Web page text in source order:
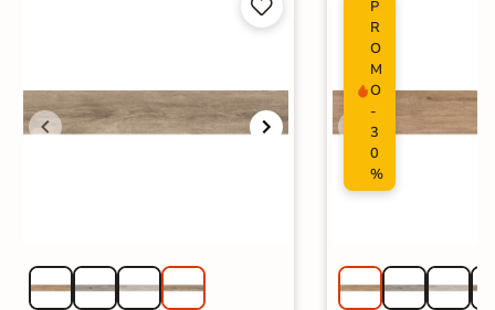


P
R
O
M
O
-
3
0
%